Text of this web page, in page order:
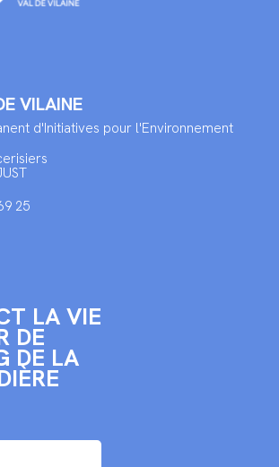
VILAINE
d'Initiatives pour l'Environnement
25
LA VIE
DE
DE LA